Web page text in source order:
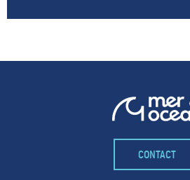
– FACEBOOK –
CONTACT